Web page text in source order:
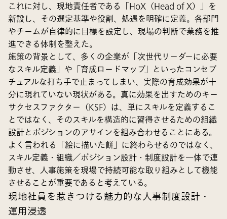
これに対し、現地責任者である「HoX（Head of X）」を
新設し、その選定基準や役割、処遇を明確に定義。各部門
やチームが自律的に目標を設定し、現場の判断で業務を推
進できる体制を整えた。
施策の背景として、多くの企業が「次世代リーダーに必要
なスキル定義」や「育成ロードマップ」といったコンセプ
チュアルな打ち手で止まってしまい、実際の育成効果が十
分に現れていない現状がある。真に効果を出すためのキー
サクセスファクター（KSF）は、単にスキルを定義するこ
とではなく、そのスキルを構造的に習得させるための組織
設計とポジションのアサインを組み合わせることにある。
よく言われる「絵に描いた餅」に終わらせるのではなく、
スキル定義・組織／ポジション設計・制度設計を一体で連
動させ、人事施策を現場で持続可能な取り組みとして機能
させることが重要であると考えている。
現地社員を惹きつける魅力的な人事制度設計・
運用浸透